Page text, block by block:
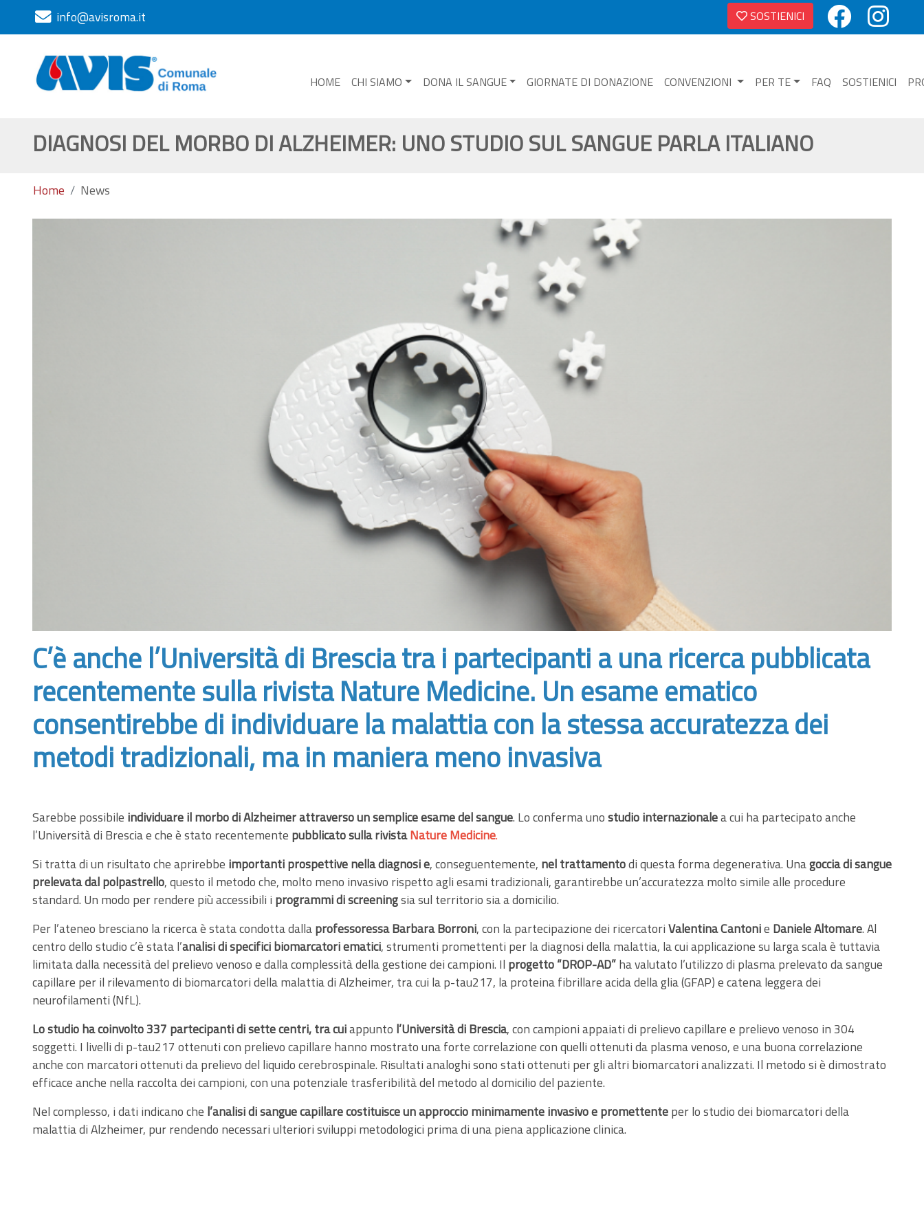
info@avisroma.it SOSTIENICI
HOME CHI SIAMO DONA IL SANGUE GIORNATE DI DONAZIONE CONVENZIONI PER TE FAQ SOSTIENICI
DIAGNOSI DEL MORBO DI ALZHEIMER: UNO STUDIO SUL SANGUE PARLA ITALIANO
Home News
C’è anche l’Università di Brescia tra i partecipanti a una ricerca pubblicata
recentemente sulla rivista Nature Medicine. Un esame ematico
consentirebbe di individuare la malattia con la stessa accuratezza dei
metodi tradizionali, ma in maniera meno invasiva
Sarebbe possibile individuare il morbo di Alzheimer attraverso un semplice esame del sangue. Lo conferma unostudio internazionalea cui ha partecipato anche
l’Università di Brescia e che è stato recentemente pubblicato sulla rivistaNature Medicine.
Si tratta di un risultato che aprirebbe importanti prospettive nella diagnosi e, conseguentemente, nel trattamentodi questa forma degenerativa. Unagoccia di sangue
prelevata dal polpastrello, questo il metodo che, molto meno invasivo rispetto agli esami tradizionali, garantirebbe un’accuratezza molto simile alle procedure
standard. Un modo per rendere più accessibili i programmi di screeningsia sul territorio sia a domicilio.
Per l’ateneo bresciano la ricerca è stata condotta dallaprofessoressa Barbara Borroni, con la partecipazione dei ricercatoriValentina Cantonie Daniele Altomare. Al
centro dello studio c’è stata l’analisi di specifici biomarcatori ematici, strumenti promettenti per la diagnosi della malattia, la cui applicazione su larga scala è tuttavia
limitata dalla necessità del prelievo venoso e dalla complessità della gestione dei campioni. Il progetto “DROP-AD”ha valutato l’utilizzo di plasma prelevato da sangue
capillare per il rilevamento di biomarcatori della malattia di Alzheimer, tra cui la p-tau217, la proteina fibrillare acida della glia (GFAP) e catena leggera dei
neurofilamenti (NfL).
Lo studio ha coinvolto 337 partecipanti di sette centri, tra cuiappunto l’Università di Brescia, con campioni appaiati di prelievo capillare e prelievo venoso in 304
soggetti. I livelli di p-tau217 ottenuti con prelievo capillare hanno mostrato una forte correlazione con quelli ottenuti da plasma venoso, e una buona correlazione
anche con marcatori ottenuti da prelievo del liquido cerebrospinale. Risultati analoghi sono stati ottenuti per gli altri biomarcatori analizzati. Il metodo si è dimostrato
efficace anche nella raccolta dei campioni, con una potenziale trasferibilità del metodo al domicilio del paziente.
Nel complesso, i dati indicano che l’analisi di sangue capillare costituisce un approcciominimamente invasivo e promettenteper lo studio dei biomarcatori della
malattia di Alzheimer, pur rendendo necessari ulteriori sviluppi metodologici prima di una piena applicazione clinica.